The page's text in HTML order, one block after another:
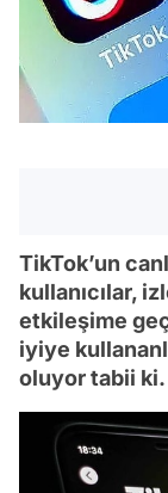
TikTok’un
kullanıcılar,
etkileşime
iyiye
oluyor tabii ki.